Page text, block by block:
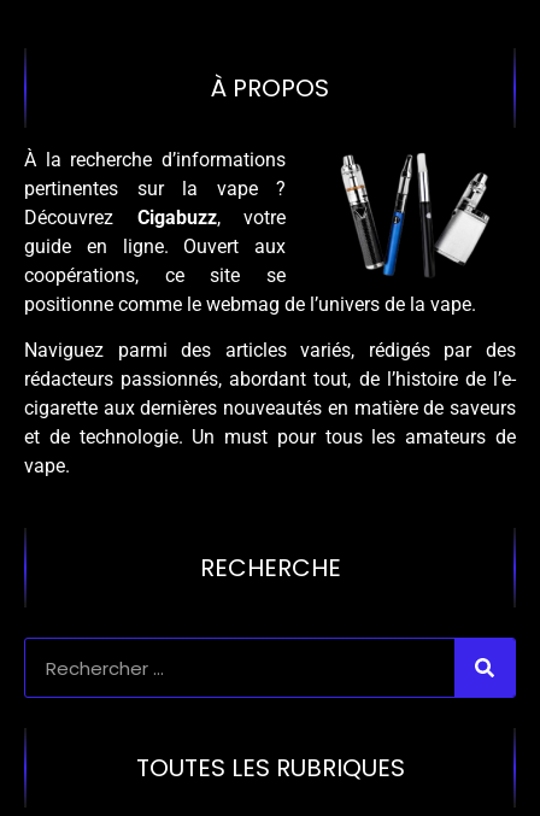
À PROPOS
À la recherche d’informations
pertinentes sur la vape ?
Découvrez Cigabuzz, votre
guide en ligne. Ouvert aux
coopérations, ce site se
positionne comme le webmag de l’univers de la vape.
Naviguez parmi des articles variés, rédigés par des
rédacteurs passionnés, abordant tout, de l’histoire de l’e-
cigarette aux dernières nouveautés en matière de saveurs
et de technologie. Un must pour tous les amateurs de
vape.
RECHERCHE
TOUTES LES RUBRIQUES